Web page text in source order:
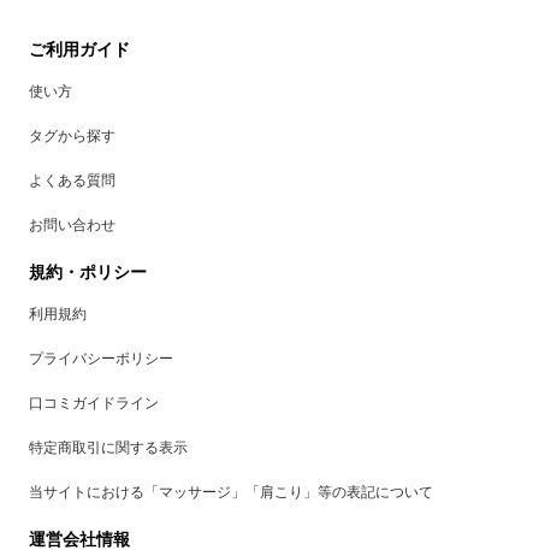
ご利用ガイド
使い方
タグから探す
よくある質問
お問い合わせ
規約・ポリシー
利用規約
プライバシーポリシー
口コミガイドライン
特定商取引に関する表示
当サイトにおける「マッサージ」「肩こり」等の表記について
運営会社情報